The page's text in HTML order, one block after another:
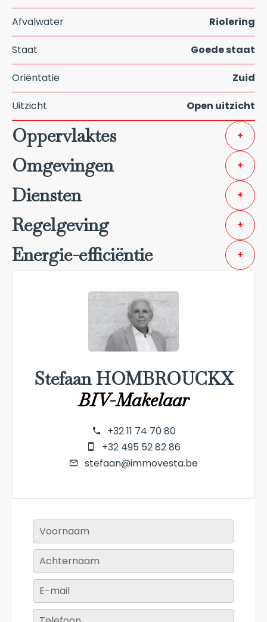
Afvalwater Riolering
Staat Goede staat
Oriëntatie Zuid
Uitzicht Open uitzicht
Oppervlaktes +
Omgevingen +
Diensten +
Regelgeving +
Energie-efficiëntie +
Stefaan HOMBROUCKX
BIV-Makelaar
+32 11 74 70 80
+32 495 52 82 86
stefaan@immovesta.be